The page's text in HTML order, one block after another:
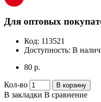
Для оптовых
Код: 113521
Доступность: В
80 р.
Кол-во В корзину
В закладки В сравнение